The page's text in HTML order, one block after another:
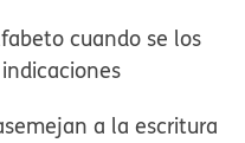
cuando se los
a la escritura